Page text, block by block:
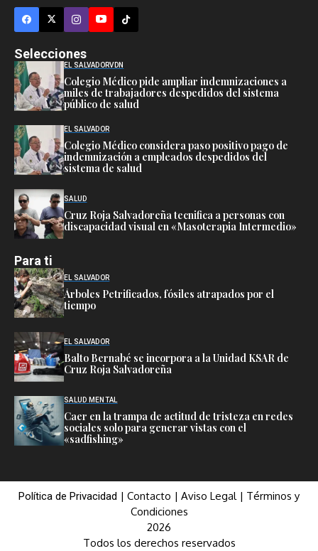
Selecciones
EL SALVADORVDN
Colegio Médico pide ampliar indemnizaciones a
miles de trabajadores despedidos del sistema
público de salud
EL SALVADOR
Colegio Médico considera paso positivo pago de
indemnización a empleados despedidos del
sistema de salud
SALUD
Cruz Roja Salvadoreña tecnifica a personas con
discapacidad visual en «Masoterapia Intermedio»
Para ti
EL SALVADOR
Árboles Petrificados, fósiles atrapados por el
tiempo
EL SALVADOR
Balto Bernabé se incorpora a la Unidad KSAR de
Cruz Roja Salvadoreña
SALUD MENTAL
Caer en la trampa de actitud de tristeza en redes
sociales solo para generar vistas con el
«sadfishing»
Política de Privacidad | Contacto | Aviso Legal | Términos y
Condiciones
2026
Todos los derechos reservados